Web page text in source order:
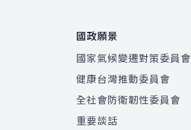
國政願景
國家氣候變遷對策委員會
健康台灣推動委員會
全社會防衛韌性委員會
重要談話